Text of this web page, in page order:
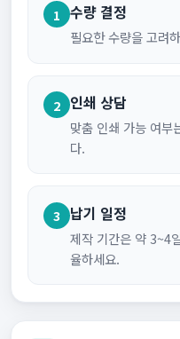
1 수량 결정
필요한 수량을 고려
2 인쇄 상담
맞춤 인쇄 가능 여부
다.
3 납기 일정
제작 기간은 약 3~4
율하세요.